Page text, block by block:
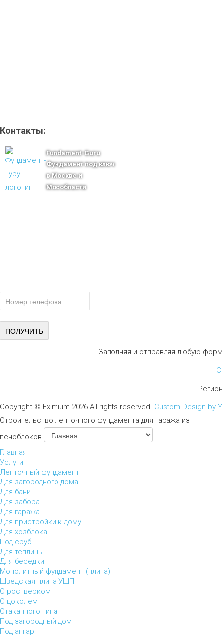
Контакты:
Fundament-Guru
Фундамент под ключ
в Москве и
Мособласти
Заполняя и отправляя любую
Copyright © Eximium 2026 All rights reserved. Custom Design by
Строительство ленточного фундамента для гаража из
пеноблоков
Главная
Услуги
Ленточный фундамент
Для загородного дома
Для бани
Для забора
Для гаража
Для пристройки к дому
Для хозблока
Под сруб
Для теплицы
Для беседки
Монолитный фундамент (плита)
Шведская плита УШП
С ростверком
С цоколем
Стаканного типа
Под загородный дом
Под ангар